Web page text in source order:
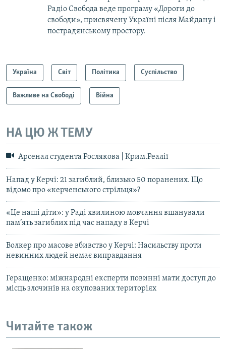
Радіо Свобода веде програму «Дороги до
свободи», присвячену Україні після Майдану і
пострадянському простору.
Україна Світ Політика Суспільство
Важливе на Свободі Війна
НА ЦЮ Ж ТЕМУ
Арсенал студента Рослякова | Крим.Реалії
Напад у Керчі: 21 загиблий, близько 50 поранених. Що
відомо про «керченського стрільця»?
«Це наші діти»: у Раді хвилиною мовчання вшанували
пам’ять загиблих під час нападу в Керчі
Волкер про масове вбивство у Керчі: Насильству проти
невинних людей немає виправдання
Геращенко: міжнародні експерти повинні мати доступ до
місць злочинів на окупованих територіях
Читайте також